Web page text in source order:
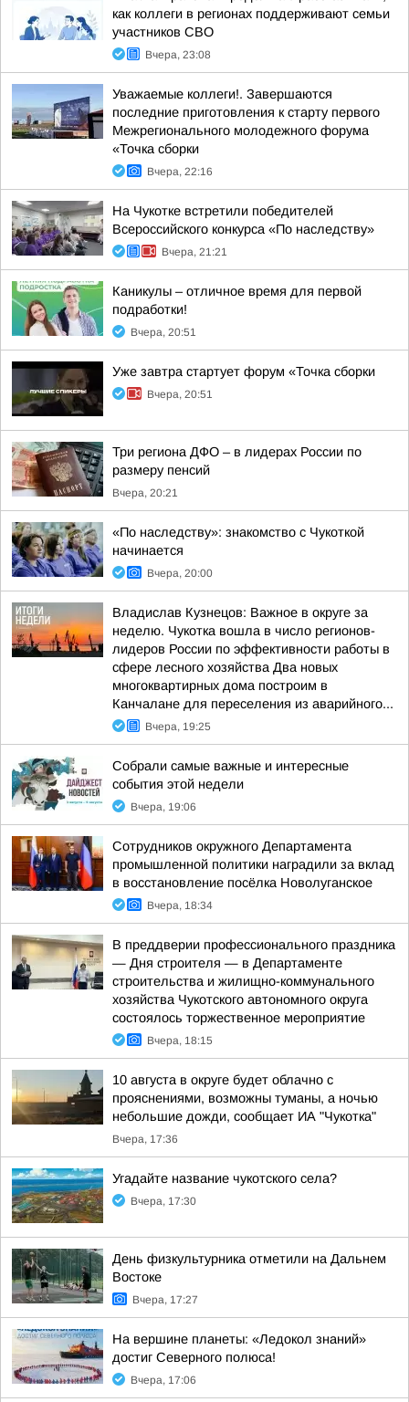
как коллеги в регионах поддерживают семьи
участников СВО
Вчера, 23:08
Уважаемые коллеги!. Завершаются
последние приготовления к старту первого
Межрегионального молодежного форума
«Точка сборки
Вчера, 22:16
На Чукотке встретили победителей
Всероссийского конкурса «По наследству»
Вчера, 21:21
Каникулы – отличное время для первой
подработки!
Вчера, 20:51
Уже завтра стартует форум «Точка сборки
Вчера, 20:51
Три региона ДФО – в лидерах России по
размеру пенсий
Вчера, 20:21
«По наследству»: знакомство с Чукоткой
начинается
Вчера, 20:00
Владислав Кузнецов: Важное в округе за
неделю. Чукотка вошла в число регионов-
лидеров России по эффективности работы в
сфере лесного хозяйства Два новых
многоквартирных дома построим в
Канчалане для переселения из аварийного...
Вчера, 19:25
Собрали самые важные и интересные
события этой недели
Вчера, 19:06
Сотрудников окружного Департамента
промышленной политики наградили за вклад
в восстановление посёлка Новолуганское
Вчера, 18:34
В преддверии профессионального праздника
— Дня строителя — в Департаменте
строительства и жилищно-коммунального
хозяйства Чукотского автономного округа
состоялось торжественное мероприятие
Вчера, 18:15
10 августа в округе будет облачно с
прояснениями, возможны туманы, а ночью
небольшие дожди, сообщает ИА "Чукотка"
Вчера, 17:36
Угадайте название чукотского села?
Вчера, 17:30
День физкультурника отметили на Дальнем
Востоке
Вчера, 17:27
На вершине планеты: «Ледокол знаний»
достиг Северного полюса!
Вчера, 17:06